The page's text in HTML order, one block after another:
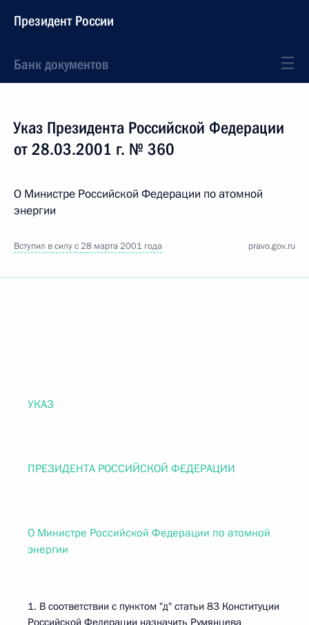
Президент России
Банк документов
Указ Президента Российской Федерации
от 28.03.2001 г. № 360
О Министре Российской Федерации по атомной
энергии
Вступил в силу с 28 марта 2001 года pravo.gov.ru
УКАЗ
ПРЕЗИДЕНТА РОССИЙСКОЙ ФЕДЕРАЦИИ
О Министре Российской Федерации по атомной
энергии
1. В соответствии с пунктом "д" статьи 83 Конституции
Российской Федерации назначить Румянцева